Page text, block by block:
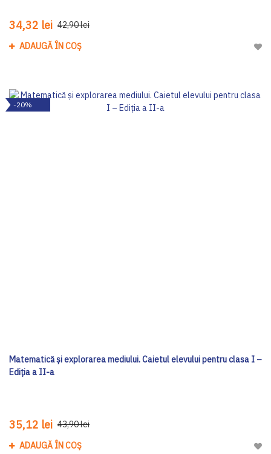
34,32 lei 42,90 lei
ADAUGĂ ÎN COȘ
-20%
Matematică și explorarea mediului. Caietul elevului pentru clasa I –
Ediția a II-a
35,12 lei 43,90 lei
ADAUGĂ ÎN COȘ